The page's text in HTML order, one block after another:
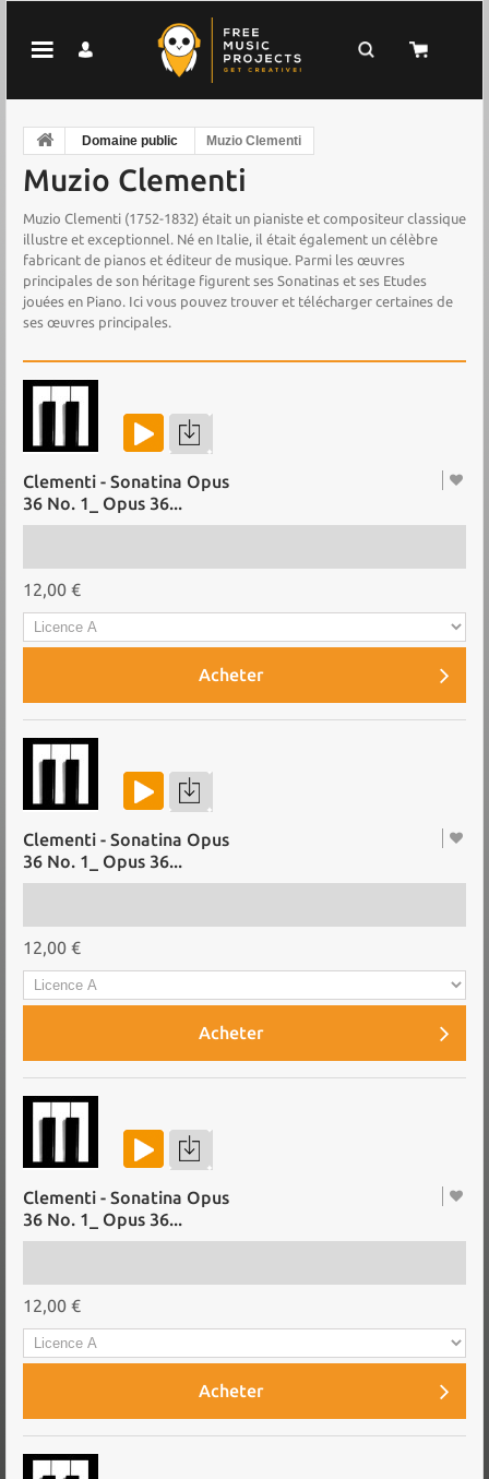
Domaine public Muzio Clementi
Muzio Clementi
Muzio Clementi (1752-1832) était un pianiste et compositeur classique
illustre et exceptionnel. Né en Italie, il était également un célèbre
fabricant de pianos et éditeur de musique. Parmi les œuvres
principales de son héritage figurent ses Sonatinas et ses Etudes
jouées en Piano. Ici vous pouvez trouver et télécharger certaines de
ses œuvres principales.
Clementi - Sonatina Opus
36 No. 1_ Opus 36...
12,00 €
Acheter
Clementi - Sonatina Opus
36 No. 1_ Opus 36...
12,00 €
Acheter
Clementi - Sonatina Opus
36 No. 1_ Opus 36...
12,00 €
Acheter